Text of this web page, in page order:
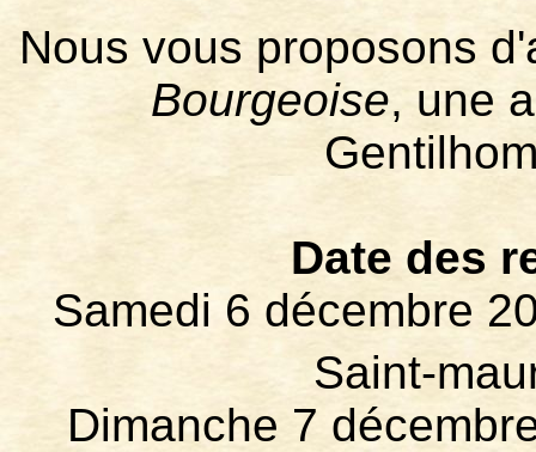
Nous vous proposons
Bourgeoise, une
Date des
Samedi 6 décembre
Saint-
Dimanche 7